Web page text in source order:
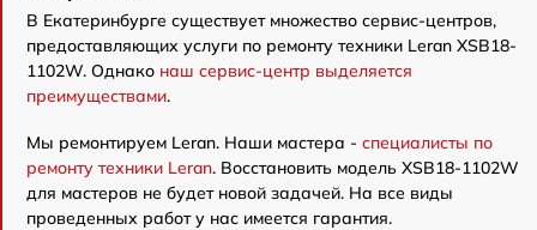
В Екатеринбурге существует множество сервис-центров,
предоставляющих услуги по ремонту техники Leran XSB18-
1102W. Однако наш сервис-центр выделяется
преимуществами.
Мы ремонтируем Leran. Наши мастера - специалисты по
ремонту техники Leran. Восстановить модель XSB18-1102W
для мастеров не будет новой задачей. На все виды
проведенных работ у нас имеется гарантия.